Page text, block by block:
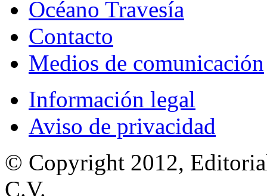
Océano Travesía
Contacto
Medios de comunicación
Información legal
Aviso de privacidad
© Copyright 2012,
C.V.